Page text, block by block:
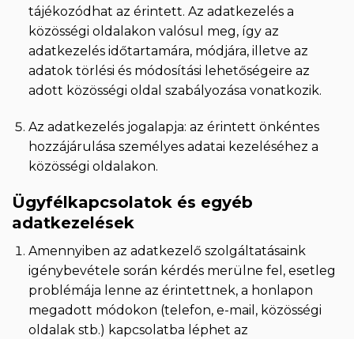
tájékozódhat az érintett. Az adatkezelés a
közösségi oldalakon valósul meg, így az
adatkezelés időtartamára, módjára, illetve az
adatok törlési és módosítási lehetőségeire az
adott közösségi oldal szabályozása vonatkozik.
Az adatkezelés jogalapja: az érintett önkéntes
hozzájárulása személyes adatai kezeléséhez a
közösségi oldalakon.
Ügyfélkapcsolatok és egyéb
adatkezelések
Amennyiben az adatkezelő szolgáltatásaink
igénybevétele során kérdés merülne fel, esetleg
problémája lenne az érintettnek, a honlapon
megadott módokon (telefon, e-mail, közösségi
oldalak stb.) kapcsolatba léphet az